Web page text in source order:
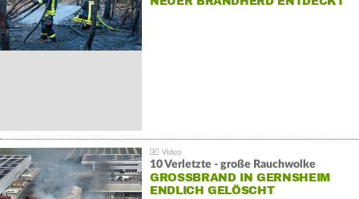
10 Verletzte - große Rauchwolke
GROSSBRAND IN GERNSHEIM E
NDLICH GELÖSCHT